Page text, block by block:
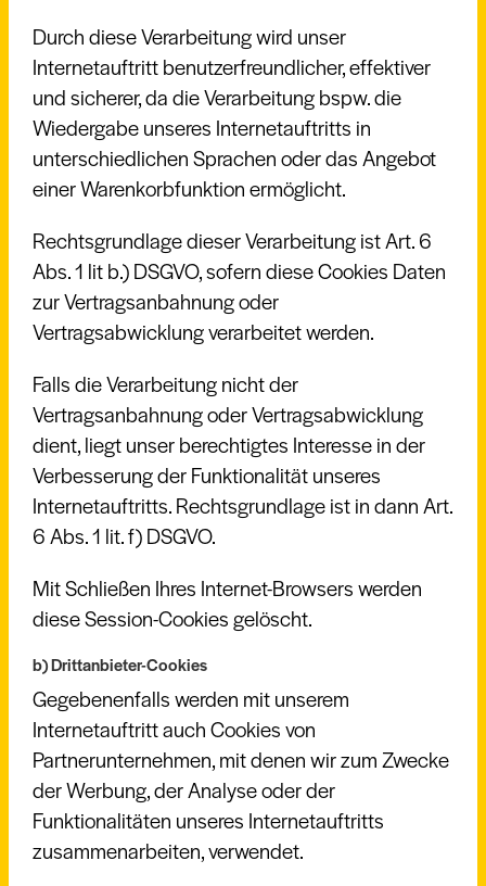
Durch diese Verarbeitung wird unser
Internetauftritt benutzerfreundlicher, effektiver
und sicherer, da die Verarbeitung bspw. die
Wiedergabe unseres Internetauftritts in
unterschiedlichen Sprachen oder das Angebot
einer Warenkorbfunktion ermöglicht.
Rechtsgrundlage dieser Verarbeitung ist Art. 6
Abs. 1 lit b.) DSGVO, sofern diese Cookies Daten
zur Vertragsanbahnung oder
Vertragsabwicklung verarbeitet werden.
Falls die Verarbeitung nicht der
Vertragsanbahnung oder Vertragsabwicklung
dient, liegt unser berechtigtes Interesse in der
Verbesserung der Funktionalität unseres
Internetauftritts. Rechtsgrundlage ist in dann Art.
6 Abs. 1 lit. f) DSGVO.
Mit Schließen Ihres Internet-Browsers werden
diese Session-Cookies gelöscht.
b) Drittanbieter-Cookies
Gegebenenfalls werden mit unserem
Internetauftritt auch Cookies von
Partnerunternehmen, mit denen wir zum Zwecke
der Werbung, der Analyse oder der
Funktionalitäten unseres Internetauftritts
zusammenarbeiten, verwendet.